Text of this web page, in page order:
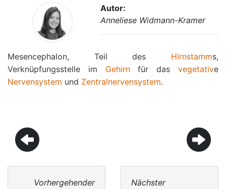
Autor:
Anneliese Widmann-Kramer
Mesencephalon, Teil des Hirnstamms,
Verknüpfungsstelle im Gehirnfür dasvegetative
Nervensystem und Zentralnervensystem.
Vorhergehender
Nächster